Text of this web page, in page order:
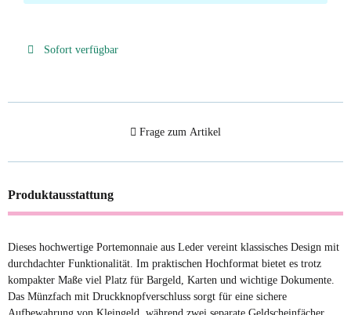
Sofort verfügbar
Frage zum Artikel
Produktausstattung
Dieses hochwertige Portemonnaie aus Leder vereint klassisches Design mit
durchdachter Funktionalität. Im praktischen Hochformat bietet es trotz
kompakter Maße viel Platz für Bargeld, Karten und wichtige Dokumente.
Das Münzfach mit Druckknopfverschluss sorgt für eine sichere